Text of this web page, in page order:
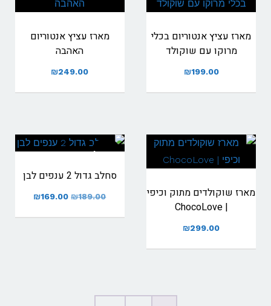
מארז עציץ אנטוריום בכלי
מרוקו עם שוקולד
₪199.00
מארז עציץ אנטוריום
האהבה
₪249.00
מארז שוקולדים מתוק וכיפי
| ChocoLove
₪299.00
מבצע!
סחלב גדול 2 ענפים לבן
₪189.00
המחיר ₪169.00
המחיר